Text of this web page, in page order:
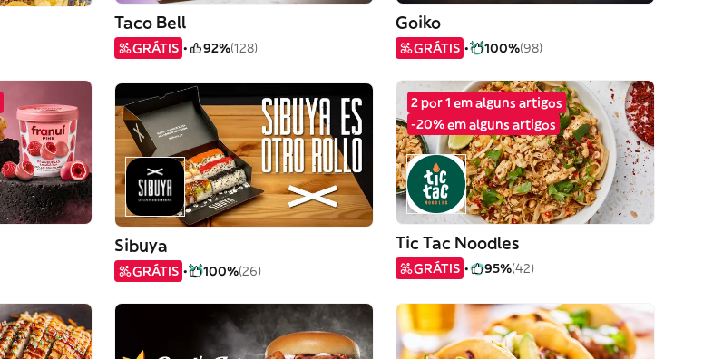
Taco Bell
GRÁTIS 92%(128)
Goiko
GRÁTIS 100%(98)
Sibuya
GRÁTIS 100%(26)
2 por 1 em alguns artigos
-20% em alguns artigos
Tic Tac Noodles
GRÁTIS 95%(42)